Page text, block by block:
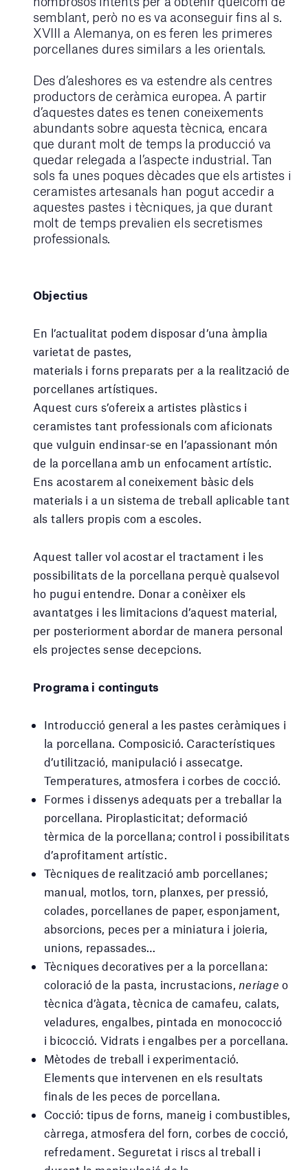
semblant, però no es va aconseguir fins al s.
XVIII a Alemanya, on es feren les primeres
porcellanes dures similars a les orientals.
Des d’aleshores es va estendre als centres
productors de ceràmica europea. A partir
d’aquestes dates es tenen coneixements
abundants sobre aquesta tècnica, encara
que durant molt de temps la producció va
quedar relegada a l’aspecte industrial. Tan
sols fa unes poques dècades que els artistes i
ceramistes artesanals han pogut accedir a
aquestes pastes i tècniques, ja que durant
molt de temps prevalien els secretismes
professionals.
Objectius
En l’actualitat podem disposar d’una àmplia
varietat de pastes,
materials i forns preparats per a la realització de
porcellanes artístiques.
Aquest curs s’ofereix a artistes plàstics i
ceramistes tant professionals com aficionats
que vulguin endinsar-se en l’apassionant món
de la porcellana amb un enfocament artístic.
Ens acostarem al coneixement bàsic dels
materials i a un sistema de treball aplicable tant
als tallers propis com a escoles.
Aquest taller vol acostar el tractament i les
possibilitats de la porcellana perquè qualsevol
ho pugui entendre. Donar a conèixer els
avantatges i les limitacions d’aquest material,
per posteriorment abordar de manera personal
els projectes sense decepcions.
Programa i continguts
Introducció general a les pastes ceràmiques i
la porcellana. Composició. Característiques
d’utilització, manipulació i assecatge.
Temperatures, atmosfera i corbes de cocció.
Formes i dissenys adequats per a treballar la
porcellana. Piroplasticitat; deformació
tèrmica de la porcellana; control i possibilitats
d’aprofitament artístic.
Tècniques de realització amb porcellanes;
manual, motlos, torn, planxes, per pressió,
colades, porcellanes de paper, esponjament,
absorcions, peces per a miniatura i joieria,
unions, repassades…
Tècniques decoratives per a la porcellana:
coloració de la pasta, incrustacions, neriage o
tècnica d’àgata, tècnica de camafeu, calats,
veladures, engalbes, pintada en monococció
i bicocció. Vidrats i engalbes per a porcellana.
Mètodes de treball i experimentació.
Elements que intervenen en els resultats
finals de les peces de porcellana.
Cocció: tipus de forns, maneig i combustibles,
càrrega, atmosfera del forn, corbes de cocció,
refredament. Seguretat i riscs al treball i